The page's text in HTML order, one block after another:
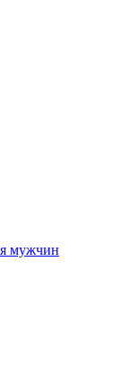
мужчин